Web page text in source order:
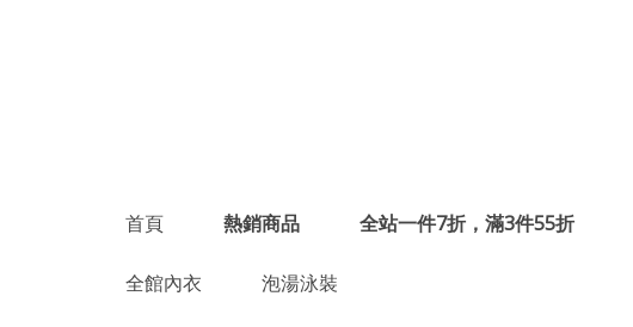
首頁 熱銷商品 全站一件7折，滿3件55折
全館內衣 泡湯泳裝